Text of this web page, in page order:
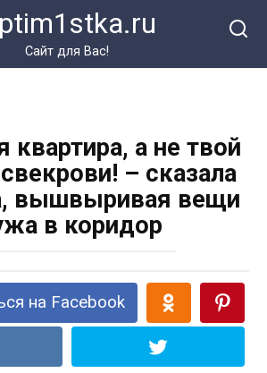
Сайт для Вас!
квартира, а не твой
– сказала
вышвыривая вещи
в коридор
на Facebook